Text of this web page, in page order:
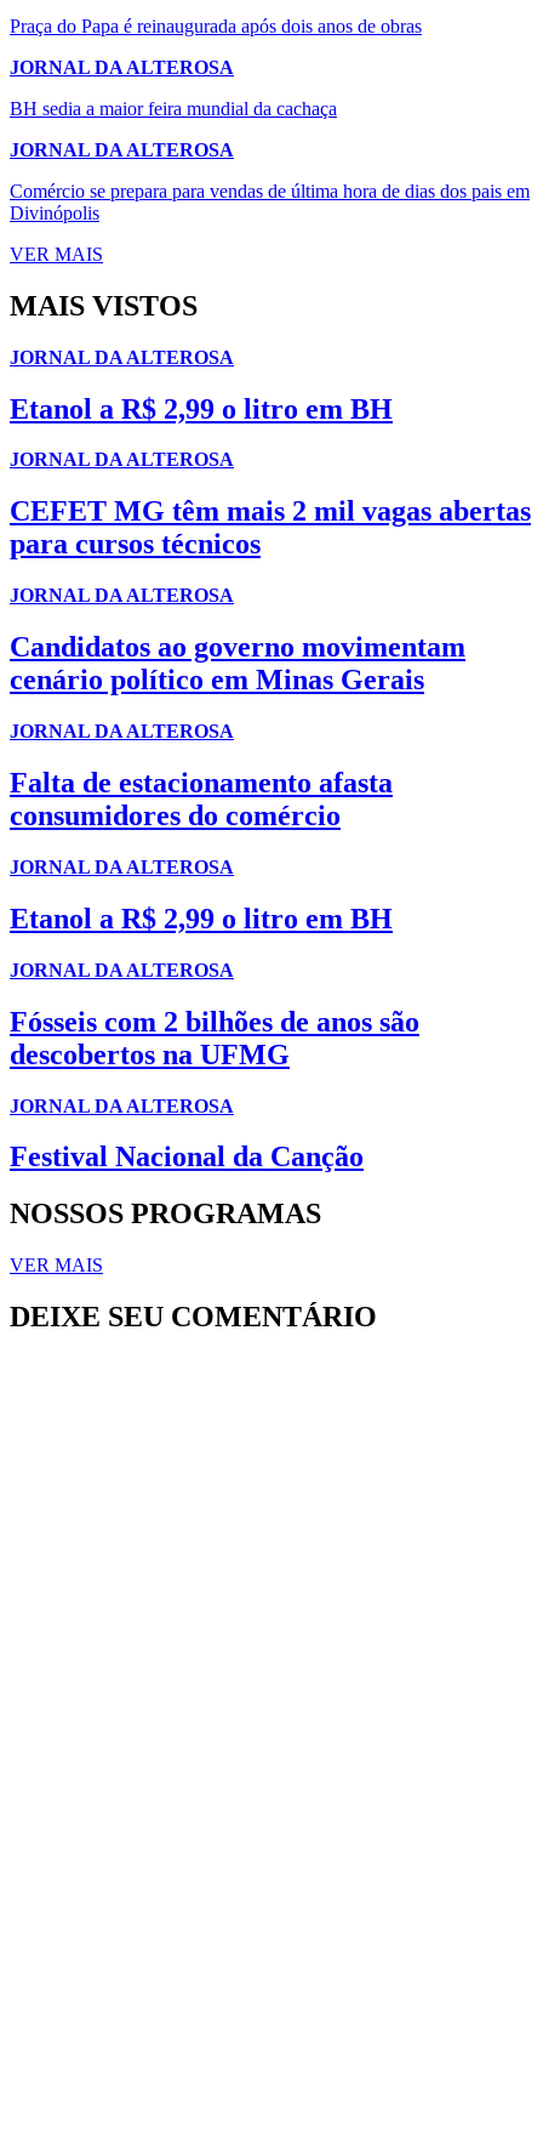
Praça do Papa é reinaugurada após dois anos de obras
JORNAL DA ALTEROSA
BH sedia a maior feira mundial da cachaça
JORNAL DA ALTEROSA
Comércio se prepara para vendas de última hora de dias dos pais em
Divinópolis
VER MAIS
MAIS VISTOS
JORNAL DA ALTEROSA
Etanol a R$ 2,99 o litro em BH
JORNAL DA ALTEROSA
CEFET MG têm mais 2 mil vagas abertas
para cursos técnicos
JORNAL DA ALTEROSA
Candidatos ao governo movimentam
cenário político em Minas Gerais
JORNAL DA ALTEROSA
Falta de estacionamento afasta
consumidores do comércio
JORNAL DA ALTEROSA
Etanol a R$ 2,99 o litro em BH
JORNAL DA ALTEROSA
Fósseis com 2 bilhões de anos são
descobertos na UFMG
JORNAL DA ALTEROSA
Festival Nacional da Canção
NOSSOS PROGRAMAS
VER MAIS
DEIXE SEU COMENTÁRIO